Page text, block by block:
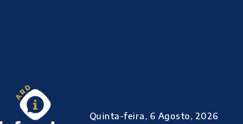
Quinta-feira, 6 Agosto, 2026